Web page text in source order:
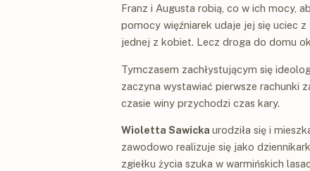
Franz i Augusta robią, co w ich mocy,
pomocy więźniarek udaje jej się uciec
jednej z kobiet. Lecz droga do domu
Tymczasem zachłystującym się
zaczyna wystawiać pierwsze rachunki
czasie winy przychodzi czas kary.
Wioletta Sawicka urodziła się i
zawodowo realizuje się jako
zgiełku życia szuka w warmińskich